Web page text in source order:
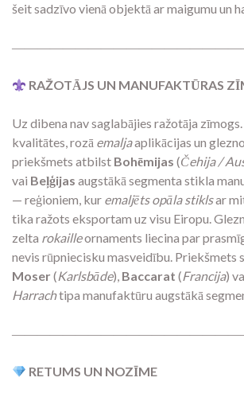
šeit sadzīvo vienā objektā ar maigumu un
RAŽOTĀJS UN MANUFAKTŪRAS
Uz dibena nav saglabājies ražotāja zīmogs.
kvalitātes, rozā emaljaaplikācijas un
priekšmets atbilst Bohēmijas (Čehija /
vai Beļģijas augstākā segmenta stikla
— reģioniem, kur emaljēts opāla stiklsar
tika ražots eksportam uz visu Eiropu.
zelta rokailleornaments liecina par
nevis rūpniecisku masveidību.
Moser (Karlsbāde), Baccarat (Francija)
Harrachtipa manufaktūru augstākā
RETUMS UN NOZĪME